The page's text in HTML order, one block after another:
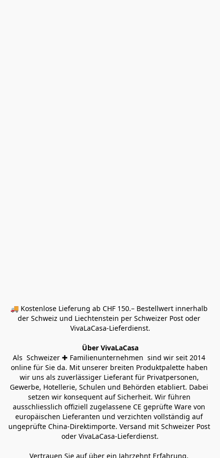
🚚 Kostenlose Lieferung ab CHF 150.– Bestellwert innerhalb
der Schweiz und Liechtenstein per Schweizer Post oder
VivaLaCasa-Lieferdienst.
Über VivaLaCasa
Als  Schweizer ✚ Familienunternehmen  sind wir seit 2014
online für Sie da. Mit unserer breiten Produktpalette haben
wir uns als zuverlässiger Lieferant für Privatpersonen,
Gewerbe, Hotellerie, Schulen und Behörden etabliert. Dabei
setzen wir konsequent auf Sicherheit. Wir führen
ausschliesslich offiziell zugelassene CE geprüfte Ware von
europäischen Lieferanten und verzichten vollständig auf
ungeprüfte China-Direktimporte. Versand mit Schweizer Post
oder VivaLaCasa-Lieferdienst.
Vertrauen Sie auf über ein Jahrzehnt Erfahrung,